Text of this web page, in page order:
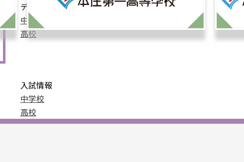
デジタルパンフレット
中学校
高校
入試情報
中学校
高校